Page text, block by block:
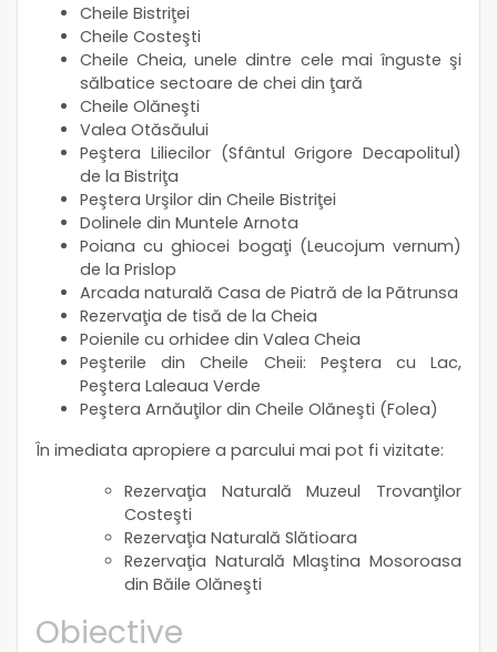
Cheile Bistriţei
Cheile Costeşti
Cheile Cheia, unele dintre cele mai înguste şi
sălbatice sectoare de chei din ţară
Cheile Olăneşti
Valea Otăsăului
Peştera Liliecilor (Sfântul Grigore Decapolitul)
de la Bistriţa
Peştera Urşilor din Cheile Bistriţei
Dolinele din Muntele Arnota
Poiana cu ghiocei bogaţi (Leucojum vernum)
de la Prislop
Arcada naturală Casa de Piatră de la Pătrunsa
Rezervaţia de tisă de la Cheia
Poienile cu orhidee din Valea Cheia
Peşterile din Cheile Cheii: Peştera cu Lac,
Peştera Laleaua Verde
Peştera Arnăuţilor din Cheile Olăneşti (Folea)
În imediata apropiere a parcului mai pot fi vizitate:
Rezervaţia Naturală Muzeul Trovanţilor
Costeşti
Rezervaţia Naturală Slătioara
Rezervaţia Naturală Mlaştina Mosoroasa
din Băile Olăneşti
Obiective